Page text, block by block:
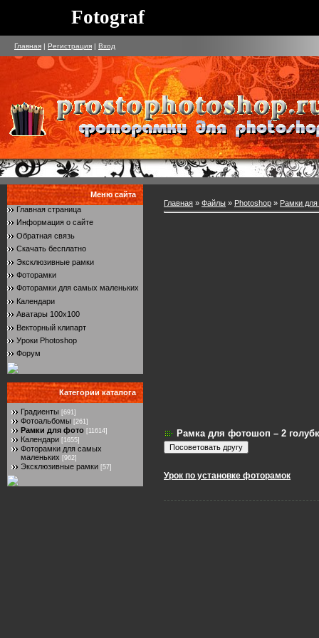
Fotograf
Главная | Регистрация | Вход
Меню сайта
Главная страница
Информация о сайте
Обратная связь
Скачать бесплатно
Эксклюзивные рамки
Фоторамки
Фоторамки для самых маленьких
Календари
Аватары 100x100
Векторный клипарт
Уроки Photoshop
Форум
Категории каталога
Градиенты [691]
Фотоальбомы [261]
Рамки для фото [11614]
Календари [1655]
Фоторамки для самых
маленьких [962]
Эксклюзивные рамки [57]
Главная » Файлы » Photoshop » Рамки
Рамка для фотошоп – 2
Урок по установке фоторамок